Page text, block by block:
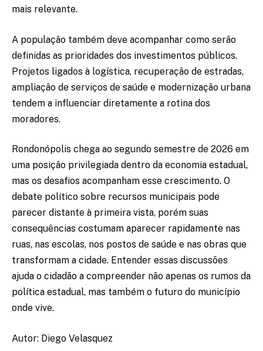
mais relevante.
A população também deve acompanhar como serão
definidas as prioridades dos investimentos públicos.
Projetos ligados à logística, recuperação de estradas,
ampliação de serviços de saúde e modernização urbana
tendem a influenciar diretamente a rotina dos
moradores.
Rondonópolis chega ao segundo semestre de 2026 em
uma posição privilegiada dentro da economia estadual,
mas os desafios acompanham esse crescimento. O
debate político sobre recursos municipais pode
parecer distante à primeira vista, porém suas
consequências costumam aparecer rapidamente nas
ruas, nas escolas, nos postos de saúde e nas obras que
transformam a cidade. Entender essas discussões
ajuda o cidadão a compreender não apenas os rumos da
política estadual, mas também o futuro do município
onde vive.
Autor: Diego Velasquez